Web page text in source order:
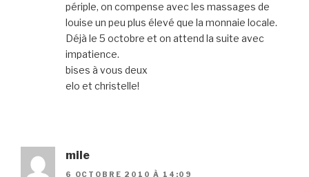
périple, on compense avec les massages de
louise un peu plus élevé que la monnaie locale.
Déjà le 5 octobre et on attend la suite avec
impatience.
bises à vous deux
elo et christelle!
mile
6 OCTOBRE 2010 À 14:09